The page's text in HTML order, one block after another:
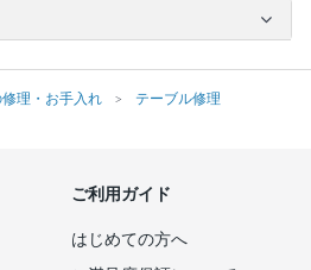
理・お手入れ
テーブル修理
ご利用ガイド
はじめての方へ